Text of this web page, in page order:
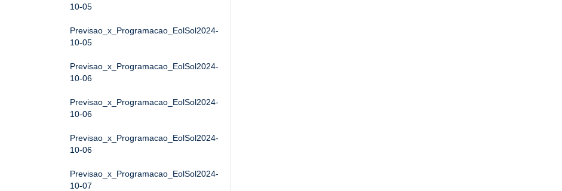
10-05
Previsao_x_Programacao_EolSol2024-
10-05
Previsao_x_Programacao_EolSol2024-
10-06
Previsao_x_Programacao_EolSol2024-
10-06
Previsao_x_Programacao_EolSol2024-
10-06
Previsao_x_Programacao_EolSol2024-
10-07